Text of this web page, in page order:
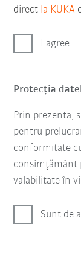
direct la KUKA
I agree
Protecţia
Prin prezenta,
pentru
conformitate
consimţământ
valabilitate în
Sunt de